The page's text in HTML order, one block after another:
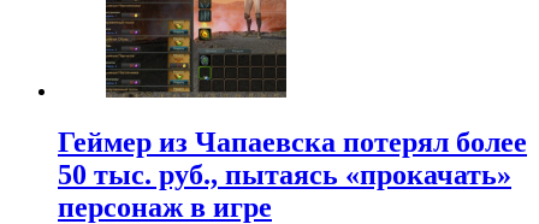
Геймер из Чапаевска потерял более
50 тыс. руб., пытаясь «прокачать»
персонаж в игре